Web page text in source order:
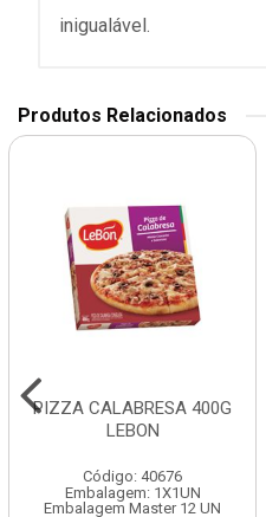
inigualável.
Produtos Relacionados
PIZZA CALABRESA 400G
LEBON
Código: 40676
Embalagem: 1X1UN
Embalagem Master 12 UN